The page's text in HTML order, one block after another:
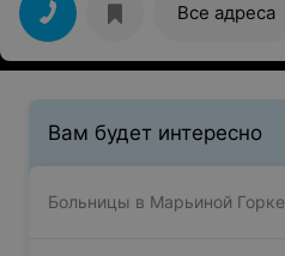
Все адреса
Вам будет интересно
Больницы в Марьиной Горке